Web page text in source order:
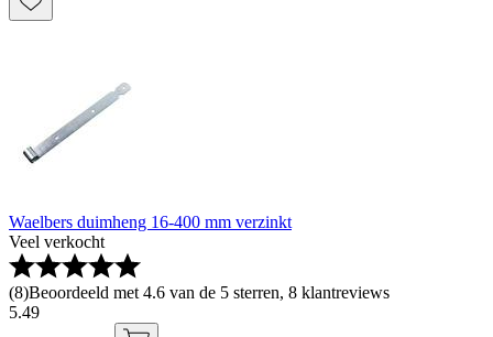
Waelbers duimheng 16-400 mm verzinkt
Veel verkocht
(8)Beoordeeld met 4.6 van de 5 sterren, 8 klantreviews
5.49